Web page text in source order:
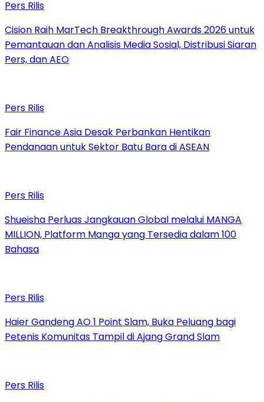
Pers Rilis
Cision Raih MarTech Breakthrough Awards 2026 untuk
Pemantauan dan Analisis Media Sosial, Distribusi Siaran
Pers, dan AEO
Pers Rilis
Fair Finance Asia Desak Perbankan Hentikan
Pendanaan untuk Sektor Batu Bara di ASEAN
Pers Rilis
Shueisha Perluas Jangkauan Global melalui MANGA
MILLION, Platform Manga yang Tersedia dalam 100
Bahasa
Pers Rilis
Haier Gandeng AO 1 Point Slam, Buka Peluang bagi
Petenis Komunitas Tampil di Ajang Grand Slam
Pers Rilis